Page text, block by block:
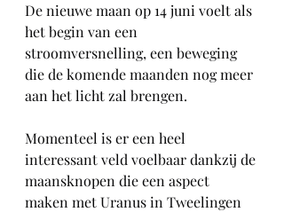
De nieuwe maan op 14 juni voelt als
het begin van een
stroomversnelling, een beweging
die de komende maanden nog meer
aan het licht zal brengen.
Momenteel is er een heel
interessant veld voelbaar dankzij de
maansknopen die een aspect
maken met Uranus in Tweelingen